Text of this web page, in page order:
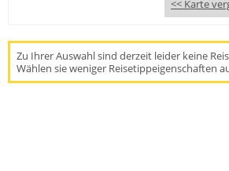
<< Karte
Zu Ihrer Auswahl sind derzeit leider keine
Wählen sie weniger Reisetippeigenschaften